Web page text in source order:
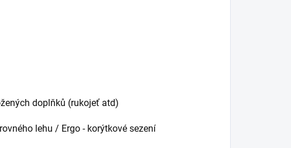
doplňků (rukojeť atd)
lehu / Ergo - korýtkové sezení